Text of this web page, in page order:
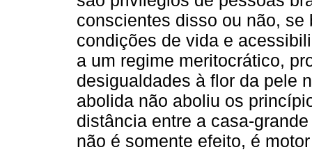
conscientes disso ou não,
condições de vida e
a um regime meritocrático,
desigualdades à flor da pele
abolida não aboliu os
distância entre a casa-
não é somente efeito, é